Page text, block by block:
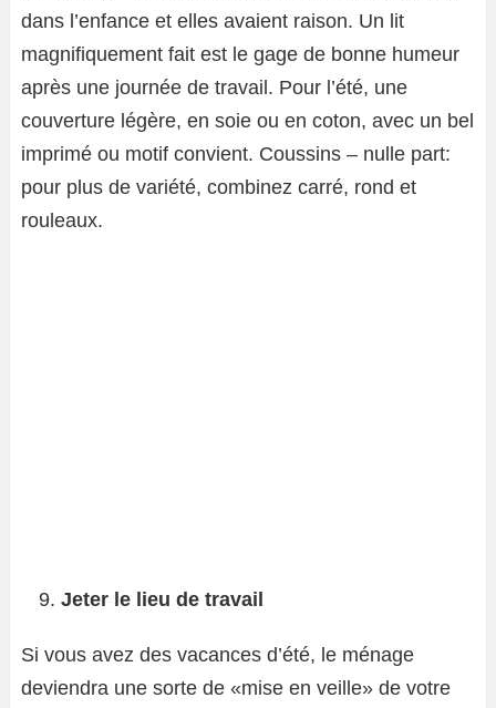
dans l’enfance et elles avaient raison. Un lit
magnifiquement fait est le gage de bonne humeur
après une journée de travail. Pour l’été, une
couverture légère, en soie ou en coton, avec un bel
imprimé ou motif convient. Coussins – nulle part:
pour plus de variété, combinez carré, rond et
rouleaux.
Jeter le lieu de travail
Si vous avez des vacances d’été, le ménage
deviendra une sorte de «mise en veille» de votre